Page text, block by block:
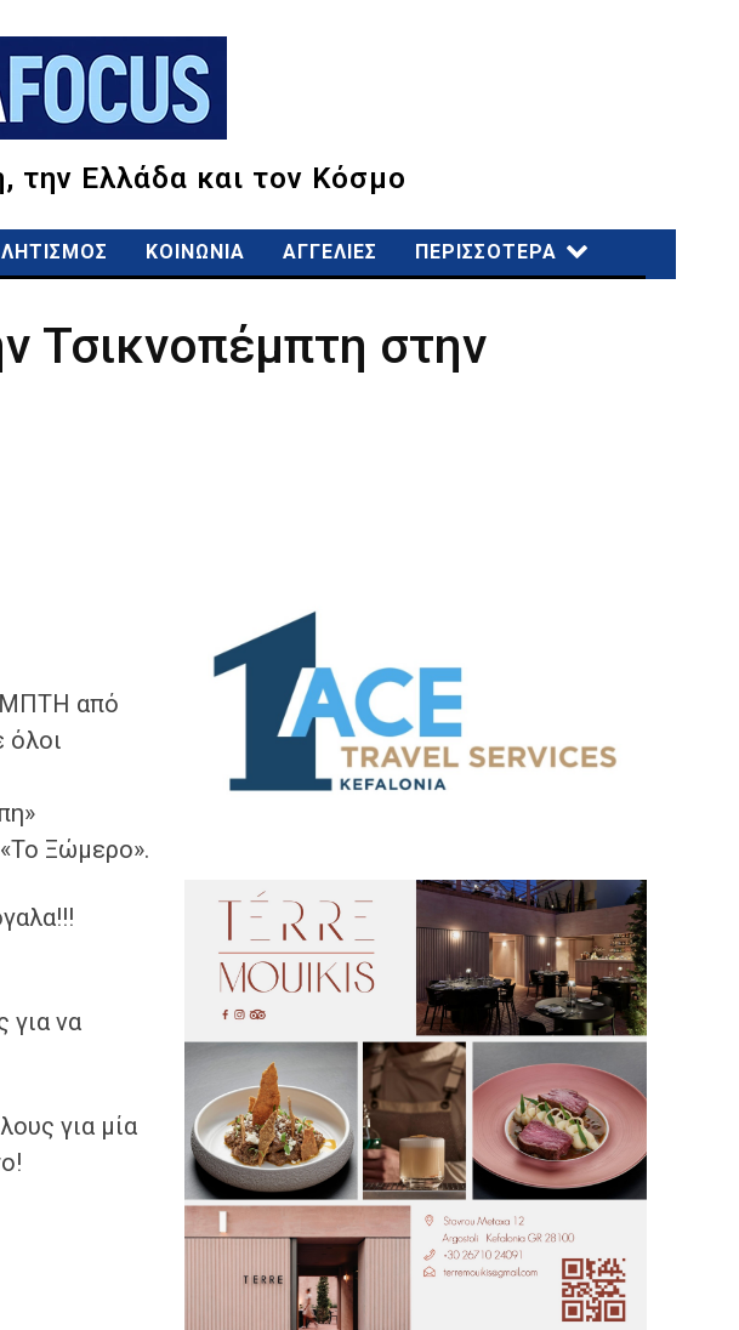
την Ελλάδα και τον Κόσμο
ΚΟΙΝΩΝΙΑ ΑΓΓΕΛΙΕΣ ΠΕΡΙΣΣΟΤΕΡΑ
Τσικνοπέμπτη στην
από
όλοι
Ξώμερο».
για να
για μία